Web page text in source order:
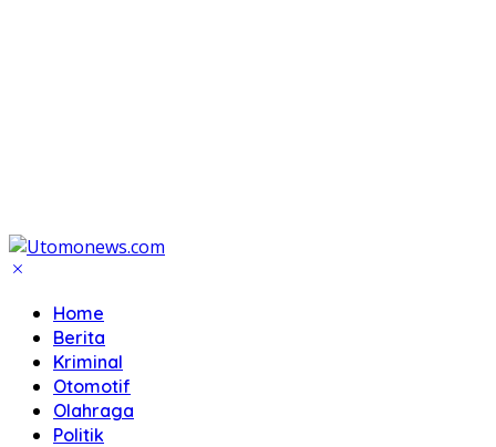
Home
Berita
Kriminal
Otomotif
Olahraga
Politik